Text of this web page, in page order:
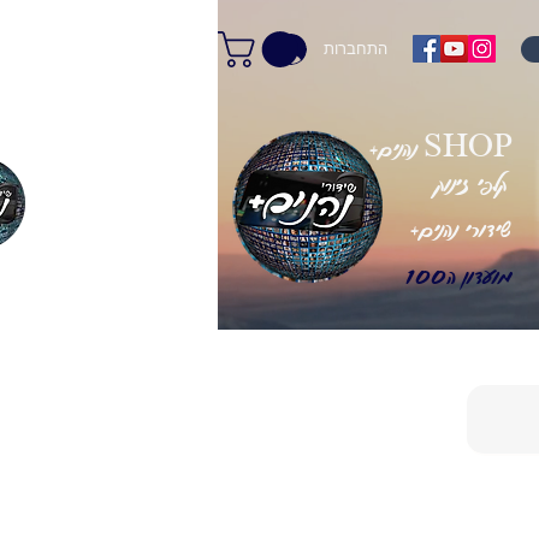
התחברות
+שידורי נהנים
מועדון ה100
+נהנים SHOP
קלפי זינוק